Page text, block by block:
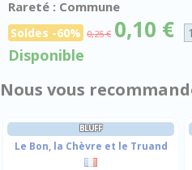
Rareté : Commune
Soldes -60% 0,25 € 0,10 €
Disponible
Nous vous
BLUFF
Le Bon, la Chèvre et le Truand